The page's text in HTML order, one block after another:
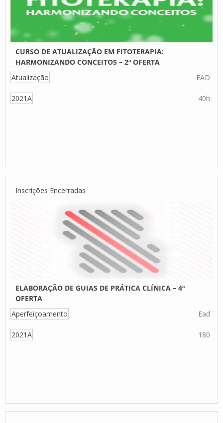
CURSO DE ATUALIZAÇÃO EM FITOTERAPIA:
HARMONIZANDO CONCEITOS – 2ª OFERTA
Atualização
EAD
2021A 40h
Inscrições Encerradas
ELABORAÇÃO DE GUIAS DE PRÁTICA CLÍNICA – 4ª
OFERTA
Aperfeiçoamento
Ead
2021A 180